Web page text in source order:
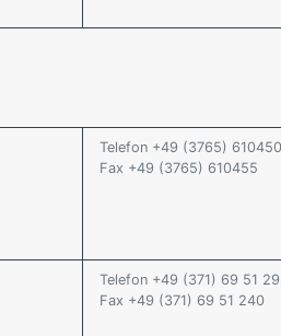
Telefon +49 (3765) 610450
Fax +49 (3765) 610455
Telefon +49 (371) 69 51
Fax +49 (371) 69 51 240